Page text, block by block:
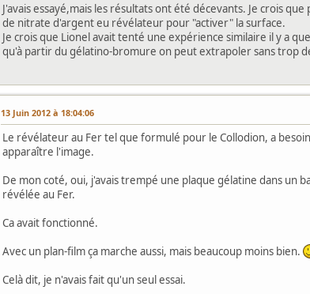
J'avais essayé,mais les résultats ont été décevants. Je crois
de nitrate d'argent eu révélateur pour "activer" la surface.
Je crois que Lionel avait tenté une expérience similaire il y a
qu'à partir du gélatino-bromure on peut extrapoler sans trop
13 Juin 2012 à 18:04:06
Le révélateur au Fer tel que formulé pour le Collodion, a
apparaître l'image.
De mon coté, oui, j'avais trempé une plaque gélatine dans un
révélée au Fer.
Ca avait fonctionné.
Avec un plan-film ça marche aussi, mais beaucoup moins bien.
Celà dit, je n'avais fait qu'un seul essai.